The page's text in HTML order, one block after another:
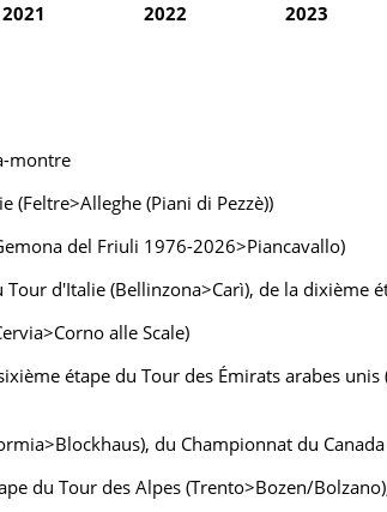
2021 2022 2023
montre
(Feltre>Alleghe (Piani di Pezzè))
del Friuli 1976-2026>Piancavallo)
d'Italie (Bellinzona>Carì), de la dixième
alle Scale)
étape du Tour des Émirats arabes
du Championnat du
du Tour des Alpes (Trento>Bozen/